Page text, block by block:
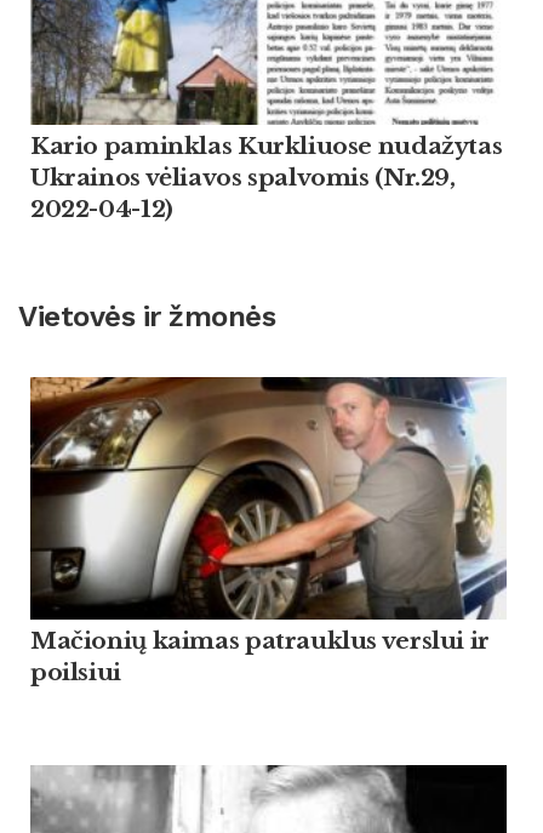
Kario paminklas Kurkliuose nudažytas
Ukrainos vėliavos spalvomis (Nr.29,
2022-04-12)
Vietovės ir žmonės
Mačionių kaimas patrauklus verslui ir
poilsiui